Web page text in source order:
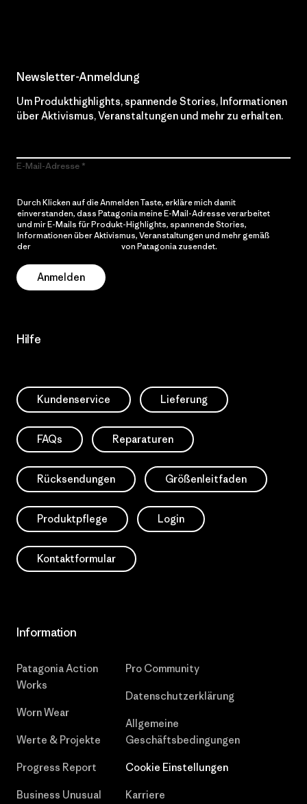
Newsletter-Anmeldung
Um Produkthighlights, spannende Stories, Informationen
über Aktivismus, Veranstaltungen und mehr zu erhalten.
E-Mail-Adresse
Durch Klicken auf die Anmelden Taste, erkläre mich damit
einverstanden, dass Patagonia meine E-Mail-Adresse verarbeitet
und mir E-Mails für Produkt-Highlights, spannende Stories,
Informationen über Aktivismus, Veranstaltungen und mehr gemäß
der
von Patagonia zusendet.
Anmelden
Hilfe
Kundenservice Lieferung
FAQs Reparaturen
Rücksendungen Größenleitfaden
Produktpflege Login
Kontaktformular
Information
Patagonia Action
Works
Worn Wear
Werte & Projekte
Progress Report
Business Unusual
Pro Community
Datenschutzerklärung
Allgemeine
Geschäftsbedingungen
Cookie Einstellungen
Karriere